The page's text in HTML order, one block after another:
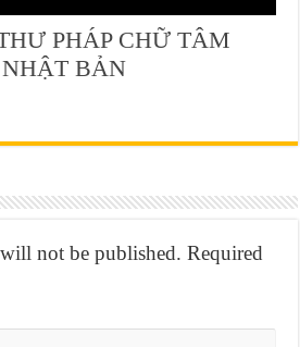
PHÁP CHỮ TÂM
BẢN
not be published. Required